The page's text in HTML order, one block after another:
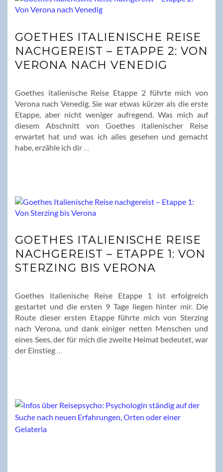
GOETHES ITALIENISCHE REISE
NACHGEREIST – ETAPPE 2: VON
VERONA NACH VENEDIG
Goethes italienische Reise Etappe 2 führte mich von
Verona nach Venedig. Sie war etwas kürzer als die erste
Etappe, aber nicht weniger aufregend. Was mich auf
diesem Abschnitt von Goethes italienischer Reise
erwartet hat und was ich alles gesehen und gemacht
habe, erzähle ich dir
GOETHES ITALIENISCHE REISE
NACHGEREIST – ETAPPE 1: VON
STERZING BIS VERONA
Goethes italienische Reise Etappe 1 ist erfolgreich
gestartet und die ersten 9 Tage liegen hinter mir. Die
Route dieser ersten Etappe führte mich von Sterzing
nach Verona, und dank einiger netten Menschen und
eines Sees, der für mich die zweite Heimat bedeutet, war
der Einstieg …